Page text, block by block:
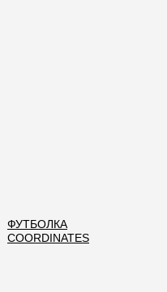
ФУТБОЛКА
COORDINATES